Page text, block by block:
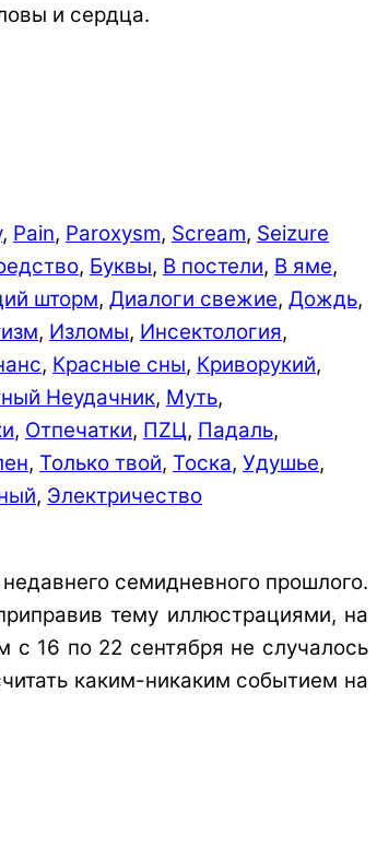
и сердца.
, Pain, Paroxysm, Scream, Seizure
, Буквы, В постели, В яме,
шторм, Диалоги свежие, Дождь­,
, Изломы, Инсектология,
, Красные сны, Криворукий,
Неудачник, Муть,
, Отпечатки, ПZЦ, Падаль,
, Только твой, Тоска, Удушье,
, Электричество
семидневного прошлого.
тему иллюстрациями, на
с 16 по 22 сентября не случалось
каким-никаким событием на